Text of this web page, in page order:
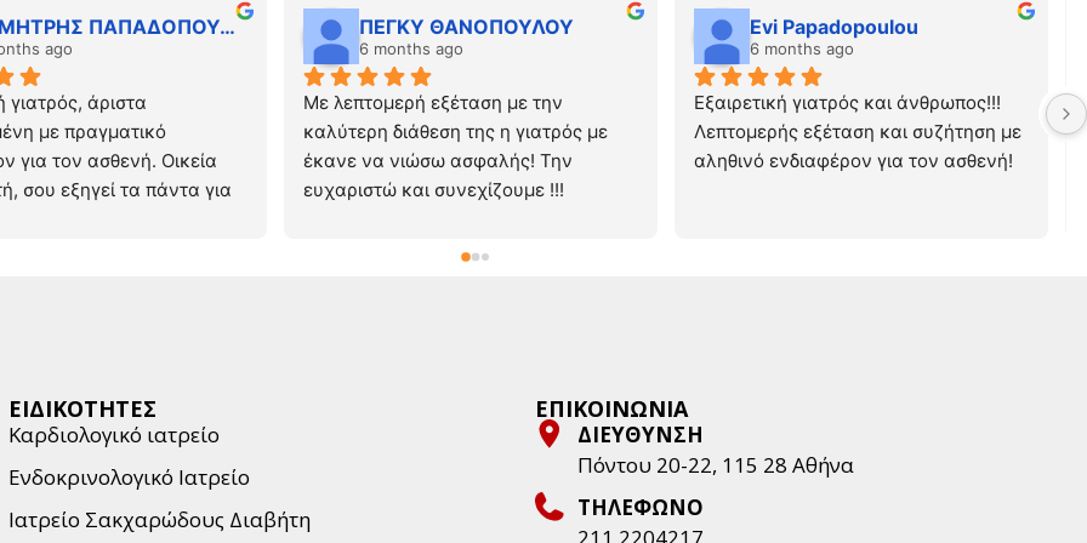
εξήγησε τα πάντα με
με βοήθησε να καταλάβω
και μου έδωσε πρακτικές
τη θεραπεία και τι να
ακριβώς ότι
ένας γιατρός ώστε να
ΔΗΜΗΤΡΗΣ ΠΑΠΑΔΟΠΟΥΛΟΣ
ago
γιατρός, άριστα
με πραγματικό
για τον ασθενή. Οικεία
σου εξηγεί τα πάντα για
ΠΕΓΚΥ ΘΑΝΟΠΟΥΛΟΥ
6 months ago
Με λεπτομερή εξέταση με την
καλύτερη διάθεση της η γιατρός με
έκανε να νιώσω ασφαλής! Την
ευχαριστώ και συνεχίζουμε !!!
Evi Papadopoulou
6 months ago
Εξαιρετική γιατρός και άνθρωπος!!!
Λεπτομερής εξέταση και συζήτηση με
αληθινό ενδιαφέρον για τον ασθενή!
ΕΙΔΙΚΟΤΗΤΕΣ
Καρδιολογικό ιατρείο
Ενδοκρινολογικό Ιατρείο
Ιατρείο Σακχαρώδους Διαβήτη
ΕΠΙΚΟΙΝΩΝΙΑ
ΔΙΕΥΘΥΝΣΗ
Πόντου 20-22, 115 28 Aθήνα
ΤΗΛΕΦΩΝΟ